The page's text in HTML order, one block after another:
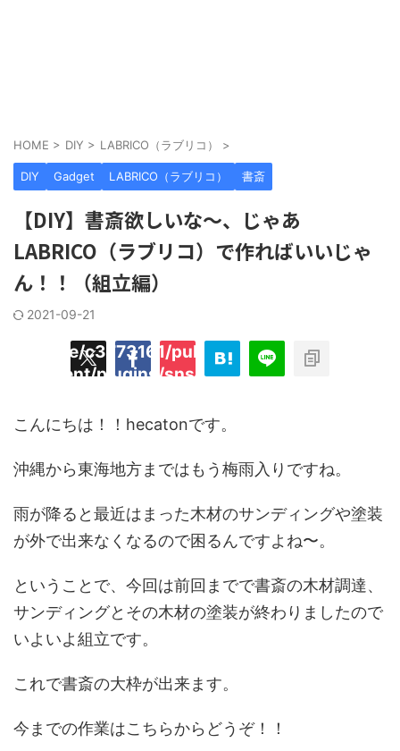
HOME > DIY > LABRICO（ラブリコ） >
DIY Gadget LABRICO（ラブリコ） 書斎
【DIY】書斎欲しいな〜、じゃあ
LABRICO（ラブリコ）で作ればいいじゃ
ん！！（組立編）
2021-09-21
/home/c3773161/public_html/
content/plugins/sns-count-cache/sns-
こんにちは！！hecatonです。
沖縄から東海地方まではもう梅雨入りですね。
雨が降ると最近はまった木材のサンディングや塗装
が外で出来なくなるので困るんですよね〜。
ということで、今回は前回までで書斎の木材調達、
サンディングとその木材の塗装が終わりましたので
いよいよ組立です。
これで書斎の大枠が出来ます。
今までの作業はこちらからどうぞ！！